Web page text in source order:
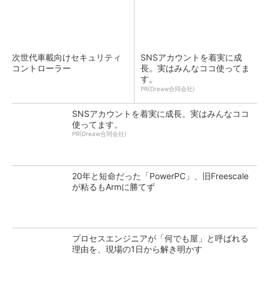
次世代車載向けセキュリティ
コントローラー
SNSアカウントを着実に成
長。実はみんなココ使ってま
す。
PR(Dreaw合同会社)
SNSアカウントを着実に成長。実はみんなココ
使ってます。
PR(Dreaw合同会社)
20年と短命だった「PowerPC」、旧Freescale
が粘るもArmに勝てず
プロセスエンジニアが「何でも屋」と呼ばれる
理由を、現場の1日から解き明かす